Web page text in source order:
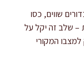
התפיחה, חלקו את הבצק ל-6 כדורים שווים, כסו
להם לנוח 15 דקות – שלב זה יקל על
המקורי